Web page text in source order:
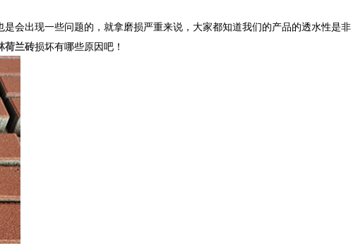
会出现一些问题的，就拿磨损严重来说，大家都知道我们的产品的透水性是非
荷兰砖损坏有哪些原因吧！